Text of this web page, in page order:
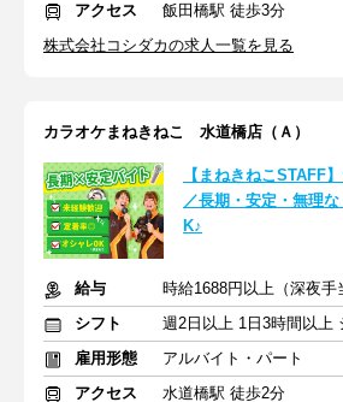
アクセス
飯田橋駅 徒歩3分
株式会社コシダカの求人一覧を見る
カラオケまねきねこ 水道橋店（Ａ）
【まねきねこSTAFF
／長期・安定・無理
K♪
給与
シフト
雇用形態
アルバイト・パート
アクセス
水道橋駅 徒歩2分